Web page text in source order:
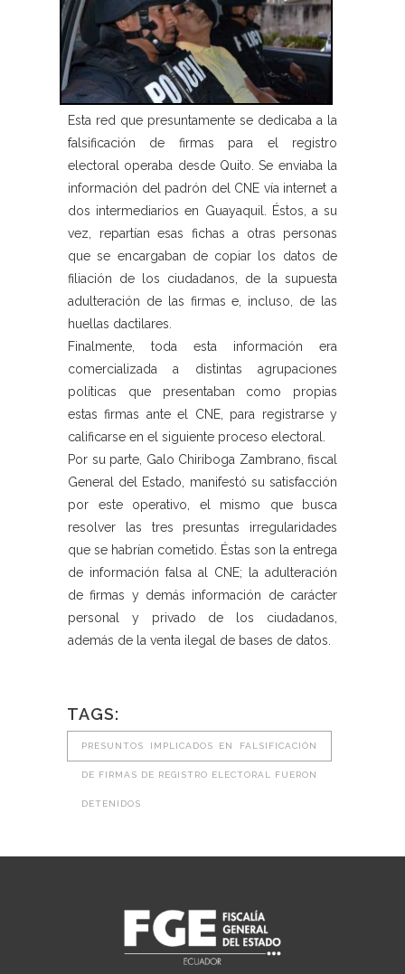
Esta red que presuntamente se dedicaba a la
falsificación de firmas para el registro
electoral operaba desde Quito. Se enviaba la
información del padrón del CNE vía internet a
dos intermediarios en Guayaquil. Éstos, a su
vez, repartían esas fichas a otras personas
que se encargaban de copiar los datos de
filiación de los ciudadanos, de la supuesta
adulteración de las firmas e, incluso, de las
huellas dactilares.
Finalmente, toda esta información era
comercializada a distintas agrupaciones
políticas que presentaban como propias
estas firmas ante el CNE, para registrarse y
calificarse en el siguiente proceso electoral.
Por su parte, Galo Chiriboga Zambrano, fiscal
General del Estado, manifestó su satisfacción
por este operativo, el mismo que busca
resolver las tres presuntas irregularidades
que se habrían cometido. Éstas son la entrega
de información falsa al CNE; la adulteración
de firmas y demás información de carácter
personal y privado de los ciudadanos,
además de la venta ilegal de bases de datos.
TAGS:
PRESUNTOS IMPLICADOS EN FALSIFICACIÓN
DE FIRMAS DE REGISTRO ELECTORAL FUERON
DETENIDOS